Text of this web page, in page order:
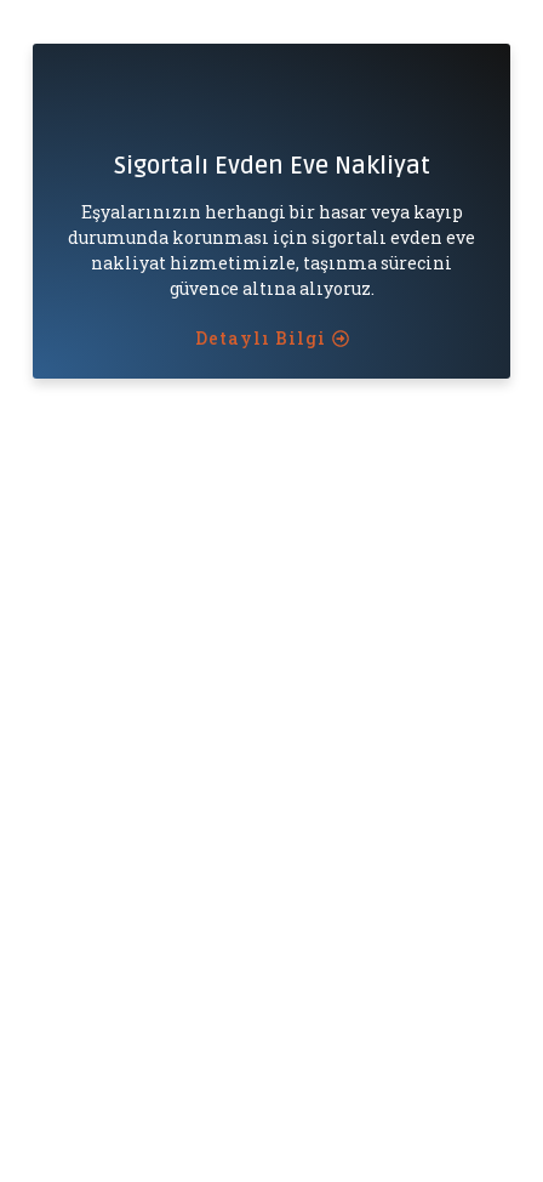
Sigortalı Evden Eve Nakliyat
Eşyalarınızın herhangi bir hasar veya kayıp
durumunda korunması için sigortalı evden eve
nakliyat hizmetimizle, taşınma sürecini
güvence altına alıyoruz.
Detaylı Bilgi